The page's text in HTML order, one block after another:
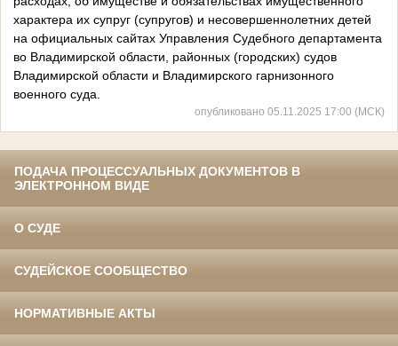
характера их супруг (супругов) и несовершеннолетних детей
на официальных сайтах Управления Судебного департамента
во Владимирской области, районных (городских) судов
Владимирской области и Владимирского гарнизонного
военного суда.
опубликовано 05.11.2025 17:00 (МСК)
ПОДАЧА ПРОЦЕССУАЛЬНЫХ ДОКУМЕНТОВ В
ЭЛЕКТРОННОМ ВИДЕ
О СУДЕ
СУДЕЙСКОЕ СООБЩЕСТВО
НОРМАТИВНЫЕ АКТЫ